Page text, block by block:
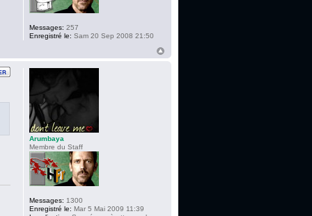
Messages: 257
Enregistré le: Sam 20 Sep 2008 21:50
Arumbaya
Membre du Staff
Messages: 1300
Enregistré le: Mar 5 Mai 2009 11:39